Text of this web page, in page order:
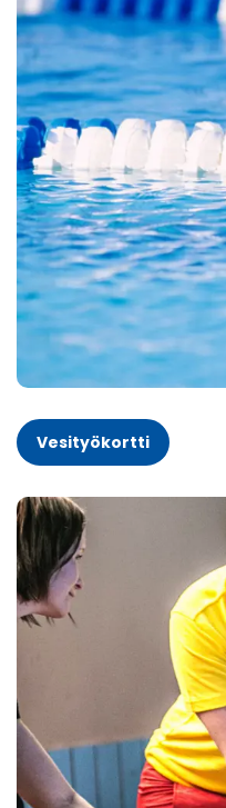
Vesityökortti